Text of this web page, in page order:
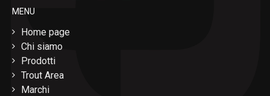
MENU
Home page
Chi siamo
Prodotti
Trout Area
Marchi